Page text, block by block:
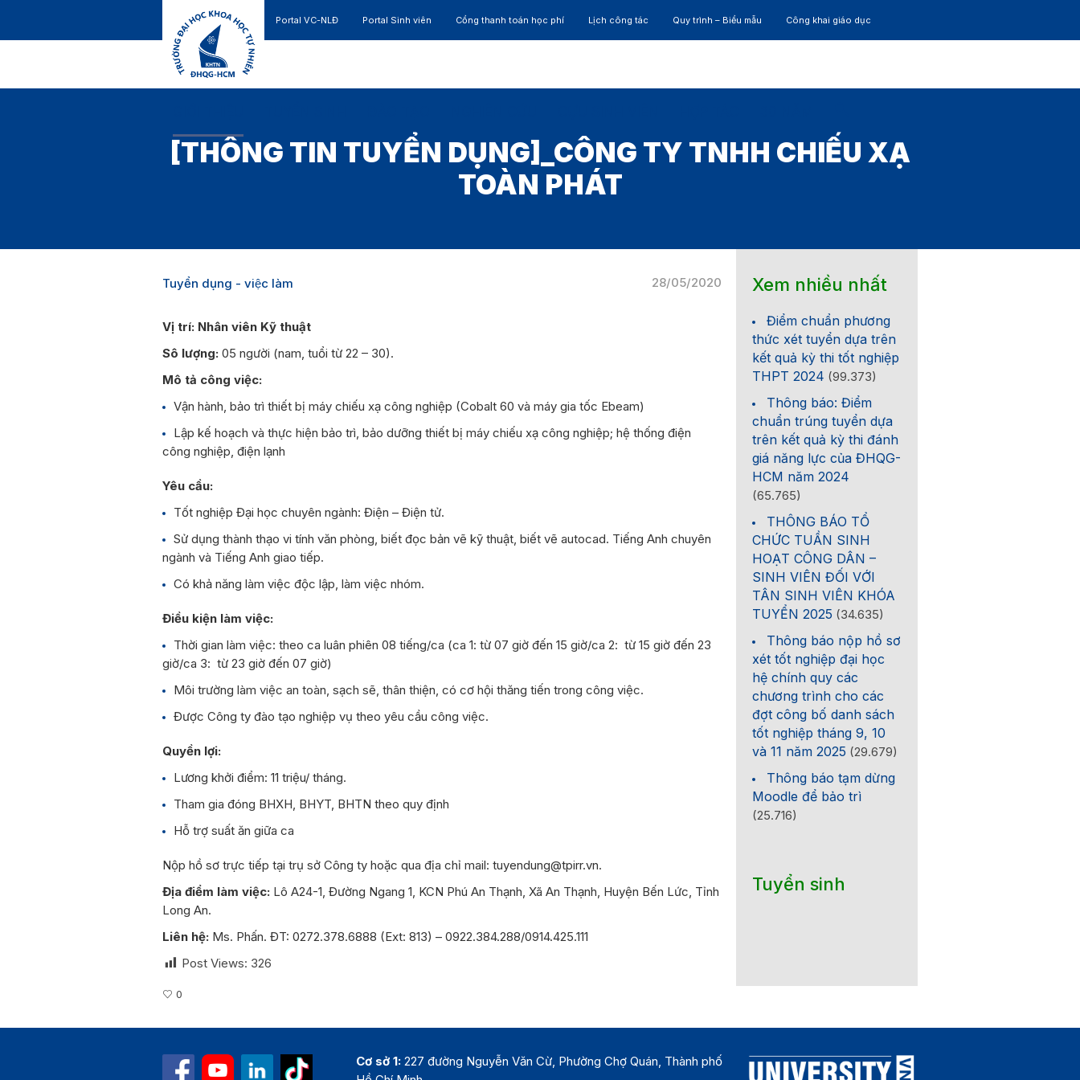
Portal VC-NLĐ Portal Sinh viên Cổng thanh toán học phí Lịch công tác Quy trình – Biểu mẫu Công khai giáo dục
[THÔNG TIN TUYỂN DỤNG]_CÔNG TY TNHH CHIẾU XẠ
TOÀN PHÁT
28/05/2020
Tuyển dụng - việc làm
Vị trí: Nhân viên Kỹ thuật
Sô lượng: 05 người (nam, tuổi từ 22 – 30).
Mô tả công việc:
Vận hành, bảo trì thiết bị máy chiếu xạ công nghiệp (Cobalt 60 và máy gia tốc Ebeam)
Lập kế hoạch và thực hiện bảo trì, bảo dưỡng thiết bị máy chiếu xạ công nghiệp; hệ thống điện
công nghiệp, điện lạnh
Yêu cầu:
Tốt nghiệp Đại học chuyên ngành: Điện – Điện tử.
Sử dụng thành thạo vi tính văn phòng, biết đọc bản vẽ kỹ thuật, biết vẽ autocad. Tiếng Anh chuyên
ngành và Tiếng Anh giao tiếp.
Có khả năng làm việc độc lập, làm việc nhóm.
Điều kiện làm việc:
Thời gian làm việc: theo ca luân phiên 08 tiếng/ca (ca 1: từ 07 giờ đến 15 giờ/ca 2: từ 15 giờ đến 23
giờ/ca 3: từ 23 giờ đến 07 giờ)
Môi trường làm việc an toàn, sạch sẽ, thân thiện, có cơ hội thăng tiến trong công việc.
Được Công ty đào tạo nghiệp vụ theo yêu cầu công việc.
Quyền lợi:
Lương khởi điểm: 11 triệu/ tháng.
Tham gia đóng BHXH, BHYT, BHTN theo quy định
Hỗ trợ suất ăn giữa ca
Nộp hồ sơ trực tiếp tại trụ sở Công ty hoặc qua địa chỉ mail: tuyendung@tpirr.vn.
Địa điểm làm việc: Lô A24-1, Đường Ngang 1, KCN Phú An Thạnh, Xã An Thạnh, Huyện Bến Lức, Tỉnh
Long An.
Liên hệ: Ms. Phấn. ĐT: 0272.378.6888 (Ext: 813) – 0922.384.288/0914.425.111
Post Views: 326
0
Xem nhiều nhất
Điểm chuẩn phương
thức xét tuyển dựa trên
kết quả kỳ thi tốt nghiệp
THPT 2024 (99.373)
Thông báo: Điểm
chuẩn trúng tuyển dựa
trên kết quả kỳ thi đánh
giá năng lực của ĐHQG-
HCM năm 2024
(65.765)
THÔNG BÁO TỔ
CHỨC TUẦN SINH
HOẠT CÔNG DÂN –
SINH VIÊN ĐỐI VỚI
TÂN SINH VIÊN KHÓA
TUYỂN 2025 (34.635)
Thông báo nộp hồ sơ
xét tốt nghiệp đại học
hệ chính quy các
chương trình cho các
đợt công bố danh sách
tốt nghiệp tháng 9, 10
và 11 năm 2025 (29.679)
Thông báo tạm dừng
Moodle để bảo trì
(25.716)
Tuyển sinh
Cơ sở 1: 227 đường Nguyễn Văn Cừ, Phường Chợ Quán, Thành phố